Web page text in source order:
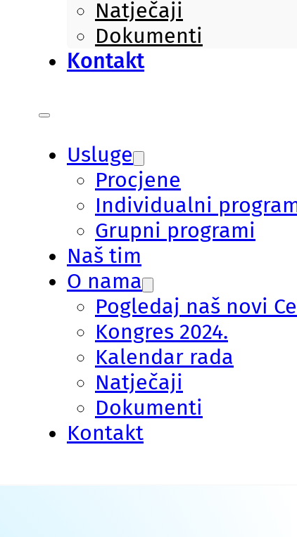
Natječaji
Dokumenti
Kontakt
Usluge
Procjene
Individualni
Grupni programi
Naš tim
O nama
Pogledaj naš novi
Kongres 2024.
Kalendar rada
Natječaji
Dokumenti
Kontakt